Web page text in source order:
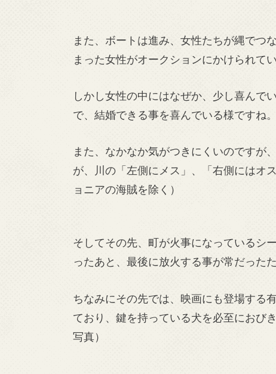
また、ボートは進み、女性たちが縄でつ
まった女性がオークションにかけられてい
しかし女性の中にはなぜか、少し喜んで
で、結婚できる事を喜んでいる様ですね。
また、なかなか気がつきにくいのですが
が、川の「左側にメス」、「右側にはオ
ョニアの海賊を除く）
そしてその先、町が火事になっているシ
ったあと、最後に放火する事が常だったた
ちなみにその先では、映画にも登場する
ており、鍵を持っている犬を必至におび
写真）